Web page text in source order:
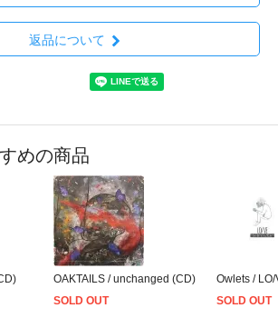
返品について
めの商品
OAKTAILS / unchanged (CD)
SOLD OUT
Owlets /
SOLD OUT